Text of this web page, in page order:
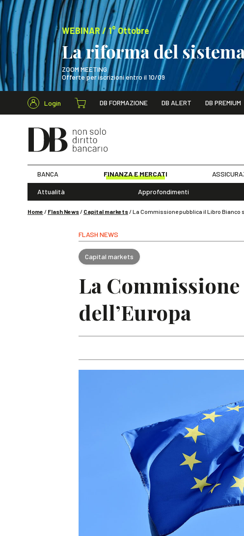
WEBINAR / 1° Ottobre
La riforma del
ZOOM MEETING
Offerte per iscrizioni entro il 10/09
WEBINAR / 1° Ottobre
Login DB FORMAZIONE DB ALERT DB PREMIUM
BANCA FINANZA E MERCATI
Attualità Approfondimenti
Home / Flash News/ Capital markets/La Commissione pubblica il Libro Bianco
FLASH NEWS
Capital markets
La
dell’Europa